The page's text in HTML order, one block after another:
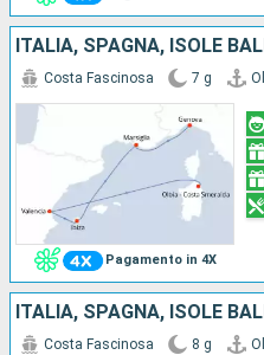
Pagamento in 4X
Costa Fascinosa 7 g
Costa Fascinosa 8 g